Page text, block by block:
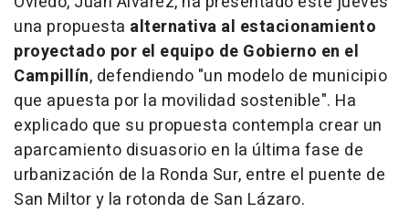
una propuesta alternativa al estacionamiento
proyectado por el equipo de Gobierno en el
Campillín, defendiendo "un modelo de municipio
que apuesta por la movilidad sostenible". Ha
explicado que su propuesta contempla crear un
aparcamiento disuasorio en la última fase de
urbanización de la Ronda Sur, entre el puente de
San Miltor y la rotonda de San Lázaro.